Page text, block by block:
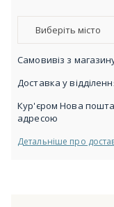
Виберіть місто
Самовивіз з
Доставка у
Кур'єром Нова
адресою
Детальніше про